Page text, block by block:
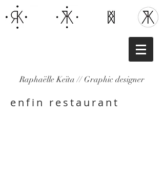
Raphaëlle Keïta // Graphic designer
enfin restaurant